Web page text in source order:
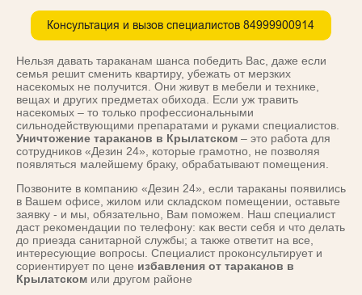
Нельзя давать тараканам шанса победить Вас, даже если
семья решит сменить квартиру, убежать от мерзких
насекомых не получится. Они живут в мебели и технике,
вещах и других предметах обихода. Если уж травить
насекомых – то только профессиональными
сильнодействующими препаратами и руками специалистов.
Уничтожение тараканов в Крылатском – это работа для
сотрудников «Дезин 24», которые грамотно, не позволяя
появляться малейшему браку, обрабатывают помещения.
Позвоните в компанию «Дезин 24», если тараканы появились
в Вашем офисе, жилом или складском помещении, оставьте
заявку - и мы, обязательно, Вам поможем. Наш специалист
даст рекомендации по телефону: как вести себя и что делать
до приезда санитарной службы; а также ответит на все,
интересующие вопросы. Специалист проконсультирует и
сориентирует по цене избавления от тараканов в
Крылатском или другом районе